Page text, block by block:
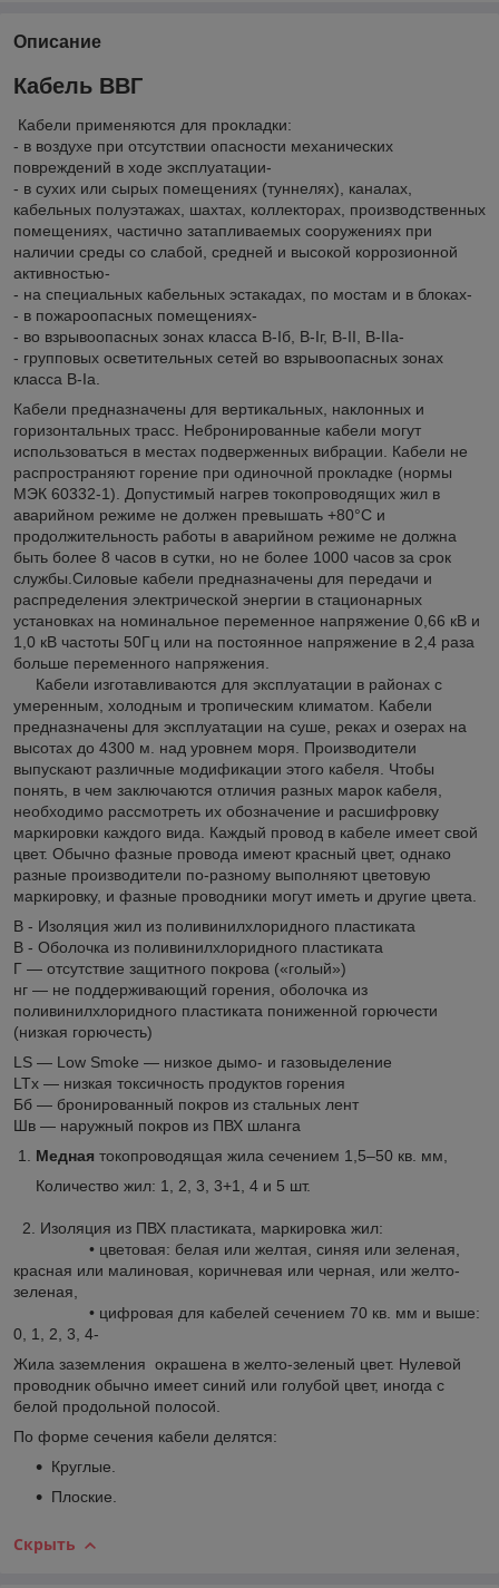
Описание
Кабель ВВГ
Кабели применяются для прокладки:
- в воздухе при отсутствии опасности механических
повреждений в ходе эксплуатации-
- в сухих или сырых помещениях (туннелях), каналах,
кабельных полуэтажах, шахтах, коллекторах, производственных
помещениях, частично затапливаемых сооружениях при
наличии среды со слабой, средней и высокой коррозионной
активностью-
- на специальных кабельных эстакадах, по мостам и в блоках-
- в пожароопасных помещениях-
- во взрывоопасных зонах класса B-Iб, B-Iг, В-II, В-IIа-
- групповых осветительных сетей во взрывоопасных зонах
класса В-Iа.
Кабели предназначены для вертикальных, наклонных и
горизонтальных трасс. Небронированные кабели могут
использоваться в местах подверженных вибрации. Кабели не
распространяют горение при одиночной прокладке (нормы
МЭК 60332-1). Допустимый нагрев токопроводящих жил в
аварийном режиме не должен превышать +80°С и
продолжительность работы в аварийном режиме не должна
быть более 8 часов в сутки, но не более 1000 часов за срок
службы.Силовые кабели предназначены для передачи и
распределения электрической энергии в стационарных
установках на номинальное переменное напряжение 0,66 кВ и
1,0 кВ частоты 50Гц или на постоянное напряжение в 2,4 раза
больше переменного напряжения.
Кабели изготавливаются для эксплуатации в районах с
умеренным, холодным и тропическим климатом. Кабели
предназначены для эксплуатации на суше, реках и озерах на
высотах до 4300 м. над уровнем моря. Производители
выпускают различные модификации этого кабеля. Чтобы
понять, в чем заключаются отличия разных марок кабеля,
необходимо рассмотреть их обозначение и расшифровку
маркировки каждого вида. Каждый провод в кабеле имеет свой
цвет. Обычно фазные провода имеют красный цвет, однако
разные производители по-разному выполняют цветовую
маркировку, и фазные проводники могут иметь и другие цвета.
В - Изоляция жил из поливинилхлоридного пластиката
В - Оболочка из поливинилхлоридного пластиката
Г — отсутствие защитного покрова («голый»)
нг — не поддерживающий горения, оболочка из
поливинилхлоридного пластиката пониженной горючести
(низкая горючесть)
LS — Low Smoke — низкое дымо- и газовыделение
LTx — низкая токсичность продуктов горения
Бб — бронированный покров из стальных лент
Шв — наружный покров из ПВХ шланга
1. Медная токопроводящая жила сечением 1,5–50 кв. мм,
Количество жил: 1, 2, 3, 3+1, 4 и 5 шт.
2. Изоляция из ПВХ пластиката, маркировка жил:
• цветовая: белая или желтая, синяя или зеленая,
красная или малиновая, коричневая или черная, или желто-
зеленая,
• цифровая для кабелей сечением 70 кв. мм и выше:
0, 1, 2, 3, 4-
Жила заземления окрашена в желто-зеленый цвет. Нулевой
проводник обычно имеет синий или голубой цвет, иногда с
белой продольной полосой.
По форме сечения кабели делятся:
Круглые.
Плоские.
Скрыть